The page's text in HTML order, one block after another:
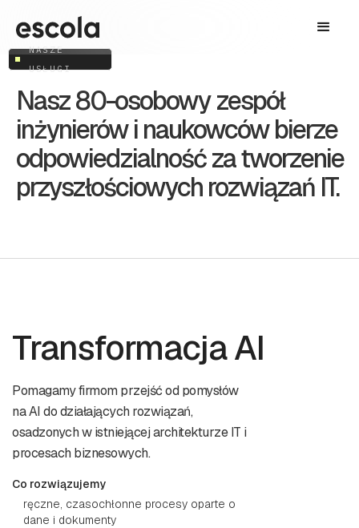
NASZE
USŁUGI
Nasz 80-osobowy zespół
inżynierów i naukowców bierze
odpowiedzialność za tworzenie
przyszłościowych rozwiązań IT.
Transformacja AI
Pomagamy firmom przejść od pomysłów
na AI do działających rozwiązań,
osadzonych w istniejącej architekturze IT i
procesach biznesowych.
Co rozwiązujemy
ręczne, czasochłonne procesy oparte o
dane i dokumenty